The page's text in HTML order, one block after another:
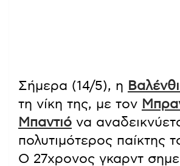
Σήμερα (14/5), η
τη νίκη της, με τον
Μπαντιό να
πολυτιμότερος παίκτης
Ο 27χρονος γκαρντ